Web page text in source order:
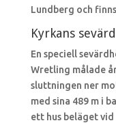
Lundberg och
Kyrkans
En speciell
Wretling målade
sluttningen ner
med sina 489 m i
ett hus beläget